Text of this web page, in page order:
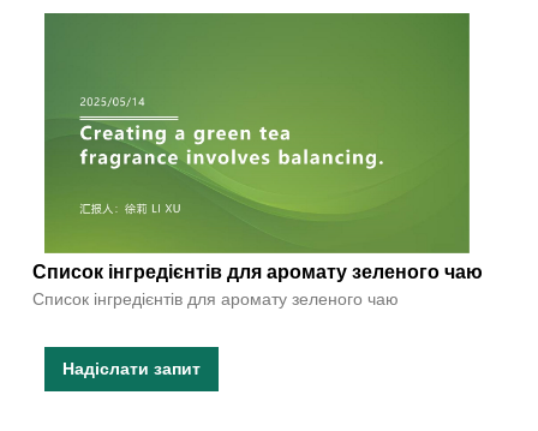
Список інгредієнтів для аромату зеленого чаю
Список інгредієнтів для аромату зеленого чаю
Надіслати запит